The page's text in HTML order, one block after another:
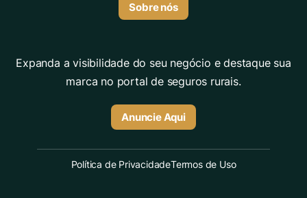
Sobre nós
Expanda a visibilidade do seu negócio e destaque sua
marca no portal de seguros rurais.
Anuncie Aqui
Política de PrivacidadeTermos de Uso